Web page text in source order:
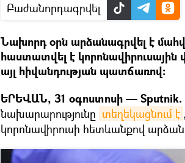
Բաժանորդագրվել
Նախորդ օրն արձանագրվել է
հաստատվել է
այլ հիվանդության պատճառով:
ԵՐԵՎԱՆ, 31 օգոստոսի — Sputnik.
նախարարությունը տեղեկացնում է
կորոնավիրուսի հետևանքով